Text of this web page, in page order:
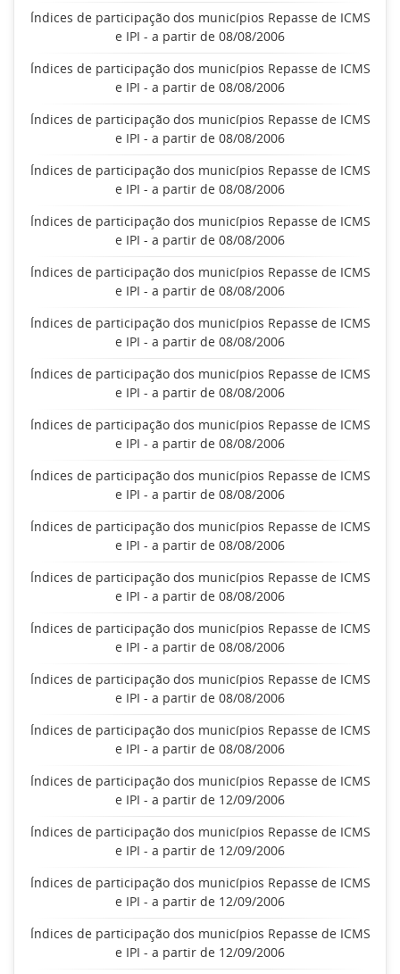
Índices de participação dos municípios Repasse de ICMS
e IPI - a partir de 08/08/2006
Índices de participação dos municípios Repasse de ICMS
e IPI - a partir de 08/08/2006
Índices de participação dos municípios Repasse de ICMS
e IPI - a partir de 08/08/2006
Índices de participação dos municípios Repasse de ICMS
e IPI - a partir de 08/08/2006
Índices de participação dos municípios Repasse de ICMS
e IPI - a partir de 08/08/2006
Índices de participação dos municípios Repasse de ICMS
e IPI - a partir de 08/08/2006
Índices de participação dos municípios Repasse de ICMS
e IPI - a partir de 08/08/2006
Índices de participação dos municípios Repasse de ICMS
e IPI - a partir de 08/08/2006
Índices de participação dos municípios Repasse de ICMS
e IPI - a partir de 08/08/2006
Índices de participação dos municípios Repasse de ICMS
e IPI - a partir de 08/08/2006
Índices de participação dos municípios Repasse de ICMS
e IPI - a partir de 08/08/2006
Índices de participação dos municípios Repasse de ICMS
e IPI - a partir de 08/08/2006
Índices de participação dos municípios Repasse de ICMS
e IPI - a partir de 08/08/2006
Índices de participação dos municípios Repasse de ICMS
e IPI - a partir de 08/08/2006
Índices de participação dos municípios Repasse de ICMS
e IPI - a partir de 08/08/2006
Índices de participação dos municípios Repasse de ICMS
e IPI - a partir de 12/09/2006
Índices de participação dos municípios Repasse de ICMS
e IPI - a partir de 12/09/2006
Índices de participação dos municípios Repasse de ICMS
e IPI - a partir de 12/09/2006
Índices de participação dos municípios Repasse de ICMS
e IPI - a partir de 12/09/2006